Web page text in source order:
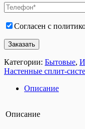
Согласен с
Категории: Бытовые,
Настенные сплит-
Описание
Описание